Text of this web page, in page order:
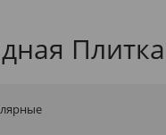
Плитка